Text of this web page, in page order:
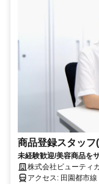
商品登録スタッフ
未経験歓迎/美容商品を
割あり／服装・髪色・ネ
株式会社ビューティ
アクセス: 田園都市線「桜新町」徒歩8分 ★自転車通勤OK（駐輪場あ